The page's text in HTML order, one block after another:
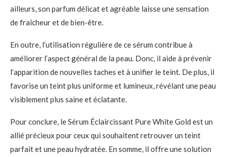
ailleurs, son parfum délicat et agréable laisse une sensation
de fraîcheur et de bien-être.
En outre, l’utilisation régulière de ce sérum contribue à
améliorer l’aspect général de la peau. Donc, il aide à prévenir
l’apparition de nouvelles taches et à unifier le teint. De plus, il
favorise un teint plus uniforme et lumineux, révélant une peau
visiblement plus saine et éclatante.
Pour conclure, le Sérum Éclaircissant Pure White Gold est un
allié précieux pour ceux qui souhaitent retrouver un teint
parfait et une peau hydratée. En somme, il offre une solution